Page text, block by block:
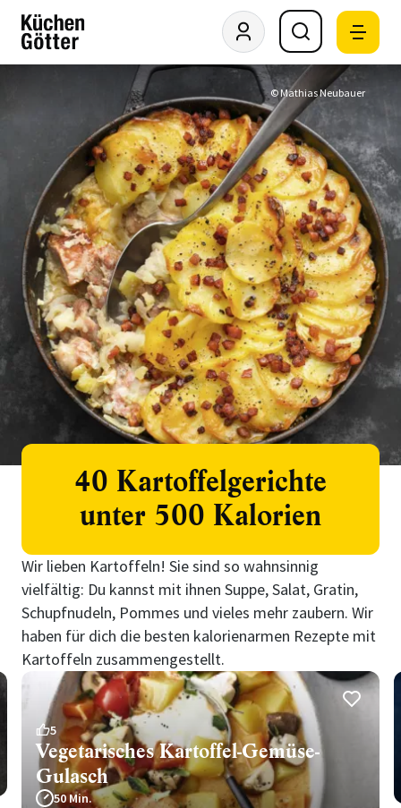
© Mathias Neubauer
40 Kartoffelgerichte
unter 500 Kalorien
Wir lieben Kartoffeln! Sie sind so wahnsinnig
vielfältig: Du kannst mit ihnen Suppe, Salat, Gratin,
Schupfnudeln, Pommes und vieles mehr zaubern. Wir
haben für dich die besten kalorienarmen Rezepte mit
Kartoffeln zusammengestellt.
5
Vegetarisches Kartoffel-Gemüse-
Gulasch
50 Min.